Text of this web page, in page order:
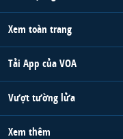
Xem toàn trang
Tải App của VOA
Vượt tường lửa
Xem thêm